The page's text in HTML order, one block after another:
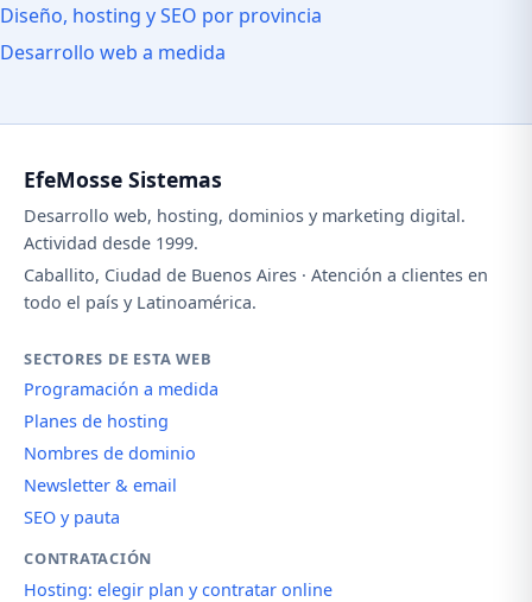
Diseño, hosting y SEO por provincia
Desarrollo web a medida
EfeMosse Sistemas
Desarrollo web, hosting, dominios y marketing digital.
Actividad desde 1999.
Caballito, Ciudad de Buenos Aires · Atención a clientes en
todo el país y Latinoamérica.
SECTORES DE ESTA WEB
Programación a medida
Planes de hosting
Nombres de dominio
Newsletter & email
SEO y pauta
CONTRATACIÓN
Hosting: elegir plan y contratar online